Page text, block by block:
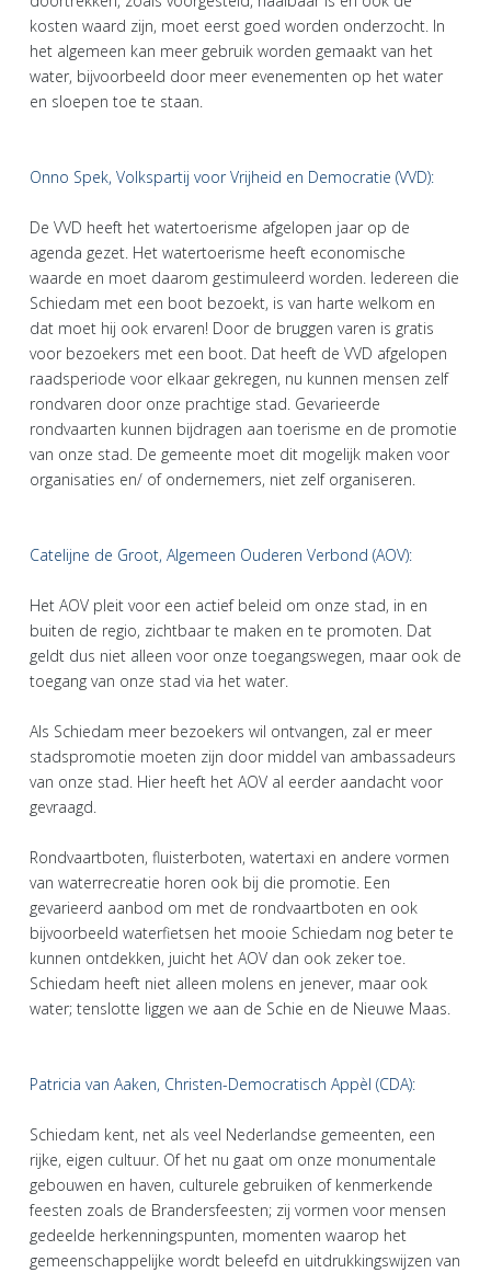
kosten waard zijn, moet eerst goed worden onderzocht. In
het algemeen kan meer gebruik worden gemaakt van het
water, bijvoorbeeld door meer evenementen op het water
en sloepen toe te staan.
Onno Spek, Volkspartij voor Vrijheid en Democratie (VVD):
De VVD heeft het watertoerisme afgelopen jaar op de
agenda gezet. Het watertoerisme heeft economische
waarde en moet daarom gestimuleerd worden. Iedereen die
Schiedam met een boot bezoekt, is van harte welkom en
dat moet hij ook ervaren! Door de bruggen varen is gratis
voor bezoekers met een boot. Dat heeft de VVD afgelopen
raadsperiode voor elkaar gekregen, nu kunnen mensen zelf
rondvaren door onze prachtige stad. Gevarieerde
rondvaarten kunnen bijdragen aan toerisme en de promotie
van onze stad. De gemeente moet dit mogelijk maken voor
organisaties en/ of ondernemers, niet zelf organiseren.
Catelijne de Groot, Algemeen Ouderen Verbond (AOV):
Het AOV pleit voor een actief beleid om onze stad, in en
buiten de regio, zichtbaar te maken en te promoten. Dat
geldt dus niet alleen voor onze toegangswegen, maar ook de
toegang van onze stad via het water.
Als Schiedam meer bezoekers wil ontvangen, zal er meer
stadspromotie moeten zijn door middel van ambassadeurs
van onze stad. Hier heeft het AOV al eerder aandacht voor
gevraagd.
Rondvaartboten, fluisterboten, watertaxi en andere vormen
van waterrecreatie horen ook bij die promotie. Een
gevarieerd aanbod om met de rondvaartboten en ook
bijvoorbeeld waterfietsen het mooie Schiedam nog beter te
kunnen ontdekken, juicht het AOV dan ook zeker toe.
Schiedam heeft niet alleen molens en jenever, maar ook
water; tenslotte liggen we aan de Schie en de Nieuwe Maas.
Patricia van Aaken, Christen-Democratisch Appèl (CDA):
Schiedam kent, net als veel Nederlandse gemeenten, een
rijke, eigen cultuur. Of het nu gaat om onze monumentale
gebouwen en haven, culturele gebruiken of kenmerkende
feesten zoals de Brandersfeesten; zij vormen voor mensen
gedeelde herkenningspunten, momenten waarop het
gemeenschappelijke wordt beleefd en uitdrukkingswijzen van